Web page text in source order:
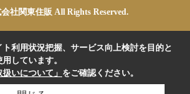
社関東住販 All Rights Reserved.
利用状況把握、サービス向上検討を目的と
しています。
扱いについて」 をご確認ください。